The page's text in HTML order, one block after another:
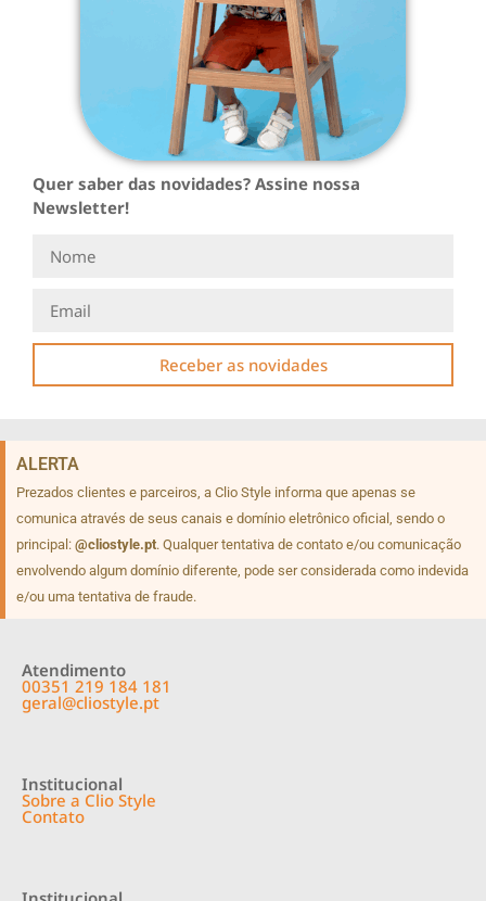
Quer saber das novidades? Assine nossa
Newsletter!
Receber as novidades
ALERTA
Prezados clientes e parceiros, a Clio Style informa que apenas se
comunica através de seus canais e domínio eletrônico oficial, sendo o
principal: @cliostyle.pt. Qualquer tentativa de contato e/ou comunicação
envolvendo algum domínio diferente, pode ser considerada como indevida
e/ou uma tentativa de fraude.
Atendimento
00351 219 184 181
geral@cliostyle.pt
Institucional
Sobre a Clio Style
Contato